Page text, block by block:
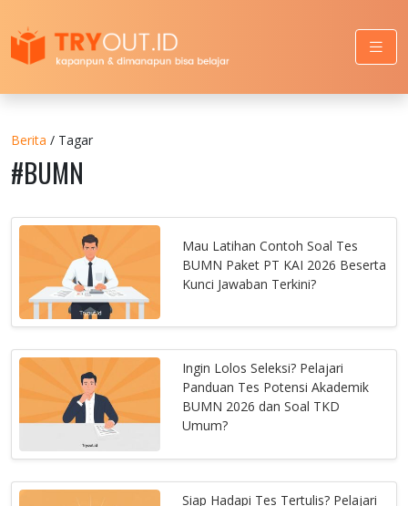
Berita / Tagar
#BUMN
Mau Latihan Contoh Soal Tes
BUMN Paket PT KAI 2026 Beserta
Kunci Jawaban Terkini?
Ingin Lolos Seleksi? Pelajari
Panduan Tes Potensi Akademik
BUMN 2026 dan Soal TKD
Umum?
Siap Hadapi Tes Tertulis? Pelajari